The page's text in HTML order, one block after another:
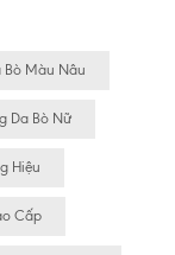
Bò Màu Nâu
Da Bò Nữ
Hiệu
Cấp